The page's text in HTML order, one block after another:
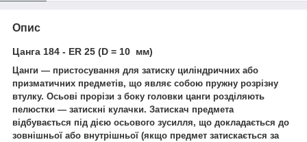
Опис
Цанга 184 - ER 25 (D = 10 мм)
Цанги — пристосування для затиску циліндричних або
призматичних предметів, що являє собою пружну розрізну
втулку. Осьові прорізи з боку головки цанги розділяють
пелюстки — затискні кулачки. Затискач предмета
відбувається під дією осьового зусилля, що докладається до
зовнішньої або внутрішньої (якщо предмет затискається за